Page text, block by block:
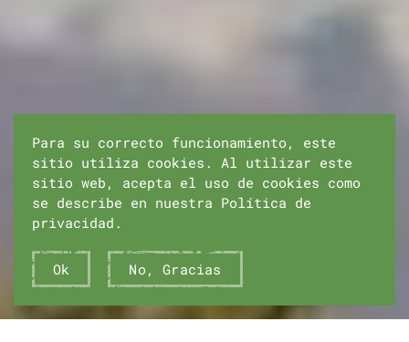
Para su correcto funcionamiento, este
sitio utiliza cookies. Al utilizar este
sitio web, acepta el uso de cookies como
se describe en nuestra Política de
privacidad.
Ok No, Gracias